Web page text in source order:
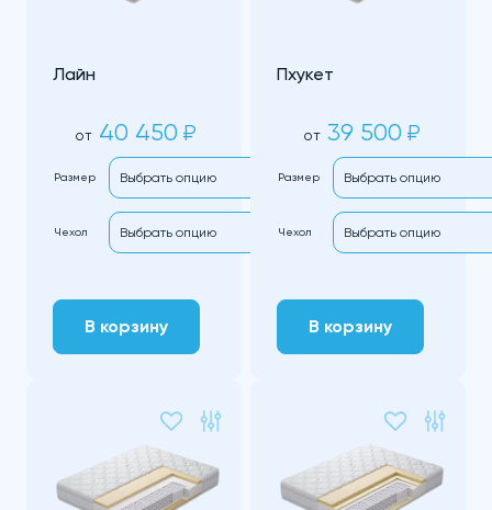
Лайн
от 40 450 ₽
Размер
Чехол
В корзину
Пхукет
от 39 500 ₽
Размер
Чехол
В корзину